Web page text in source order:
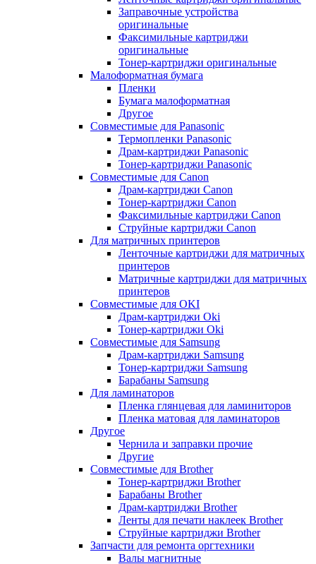
Заправочные устройства
оригинальные
Факсимильные картриджи
оригинальные
Тонер-картриджи оригинальные
Малоформатная бумага
Пленки
Бумага малоформатная
Другое
Совместимые для Panasonic
Термопленки Panasonic
Драм-картриджи Panasonic
Тонер-картриджи Panasonic
Совместимые для Canon
Драм-картриджи Canon
Тонер-картриджи Canon
Факсимильные картриджи Canon
Струйные картриджи Canon
Для матричных принтеров
Ленточные картриджи для матричных
принтеров
Матричные картриджи для матричных
принтеров
Совместимые для OKI
Драм-картриджи Oki
Тонер-картриджи Oki
Совместимые для Samsung
Драм-картриджи Samsung
Тонер-картриджи Samsung
Барабаны Samsung
Для ламинаторов
Пленка глянцевая для ламиниторов
Пленка матовая для ламинаторов
Другое
Чернила и заправки прочие
Другие
Совместимые для Brother
Тонер-картриджи Brother
Барабаны Brother
Драм-картриджи Brother
Ленты для печати наклеек Brother
Струйные картриджи Brother
Запчасти для ремонта оргтехники
Валы магнитные